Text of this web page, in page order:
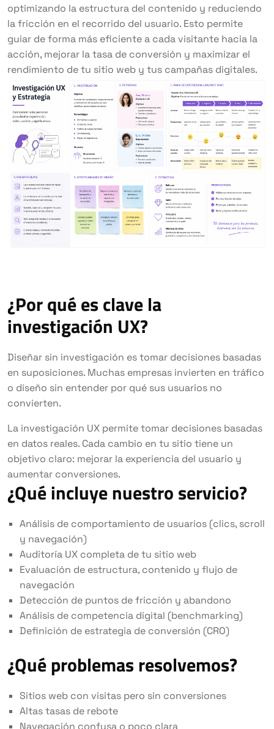
optimizando la estructura del contenido y reduciendo
la fricción en el recorrido del usuario. Esto permite
guiar de forma más eficiente a cada visitante hacia la
acción, mejorar la tasa de conversión y maximizar el
rendimiento de tu sitio web y tus campañas digitales.
¿Por qué es clave la
investigación UX?
Diseñar sin investigación es tomar decisiones basadas
en suposiciones. Muchas empresas invierten en tráfico
o diseño sin entender por qué sus usuarios no
convierten.
La investigación UX permite tomar decisiones basadas
en datos reales. Cada cambio en tu sitio tiene un
objetivo claro: mejorar la experiencia del usuario y
aumentar conversiones.
¿Qué incluye nuestro servicio?
Análisis de comportamiento de usuarios (clics, scroll
y navegación)
Auditoría UX completa de tu sitio web
Evaluación de estructura, contenido y flujo de
navegación
Detección de puntos de fricción y abandono
Análisis de competencia digital (benchmarking)
Definición de estrategia de conversión (CRO)
¿Qué problemas resolvemos?
Sitios web con visitas pero sin conversiones
Altas tasas de rebote
Navegación confusa o poco clara